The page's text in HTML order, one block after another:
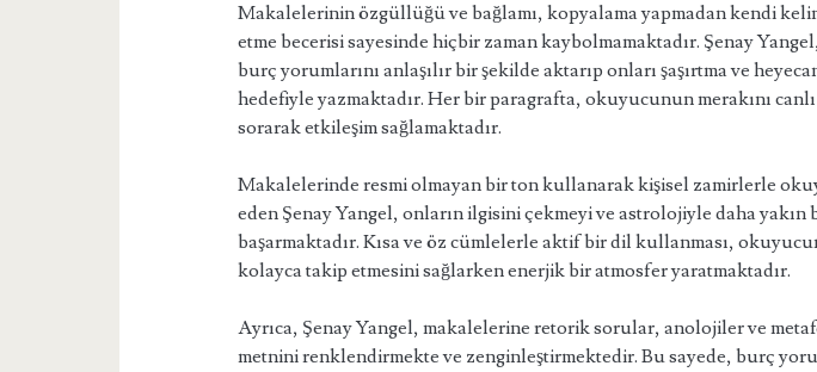
Makalelerinin özgüllüğü ve bağlamı, kopyalama yapmadan kendi
etme becerisi sayesinde hiçbir zaman kaybolmamaktadır. Şenay
burç yorumlarını anlaşılır bir şekilde aktarıp onları şaşırtma ve
hedefiyle yazmaktadır. Her bir paragrafta, okuyucunun merakını
sorarak etkileşim sağlamaktadır.
Makalelerinde resmi olmayan bir ton kullanarak kişisel zamirlerle
eden Şenay Yangel, onların ilgisini çekmeyi ve astrolojiyle daha yakın
başarmaktadır. Kısa ve öz cümlelerle aktif bir dil kullanması,
kolayca takip etmesini sağlarken enerjik bir atmosfer yaratmaktadır.
Ayrıca, Şenay Yangel, makalelerine retorik sorular, anolojiler ve
metnini renklendirmekte ve zenginleştirmektedir. Bu sayede, burç